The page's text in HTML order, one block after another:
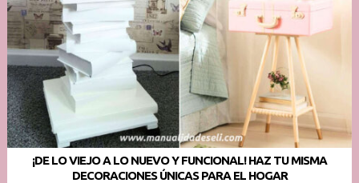
¡DE LO VIEJO A LO NUEVO Y FUNCIONAL! HAZ TU MISMA
DECORACIONES ÚNICAS PARA EL HOGAR